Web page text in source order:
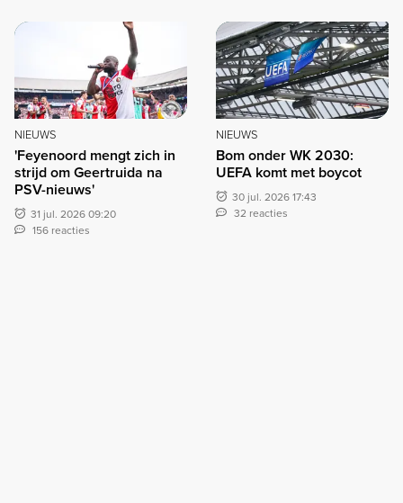
NIEUWS
'Feyenoord mengt zich in
strijd om Geertruida na
PSV-nieuws'
31 jul. 2026 09:20
156 reacties
NIEUWS
Bom onder WK 2030:
UEFA komt met boycot
30 jul. 2026 17:43
32 reacties